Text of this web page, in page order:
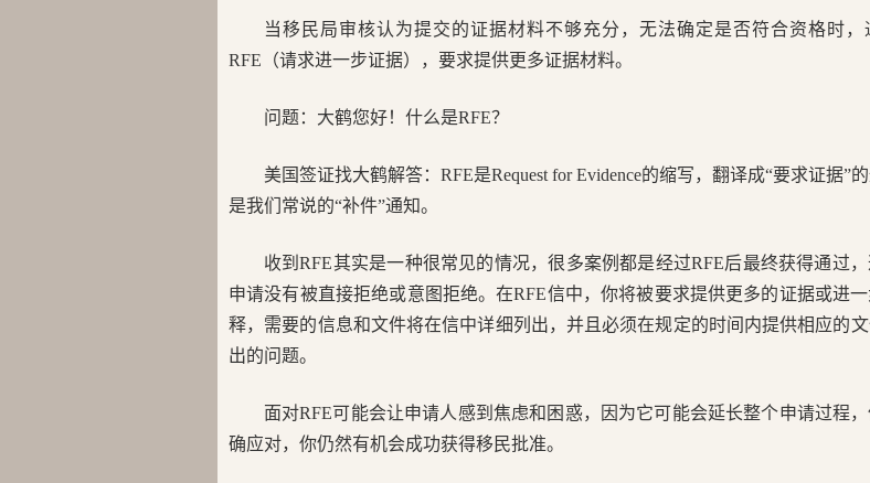
当移民局审核认为提交的证据材料不够充分，无法确定是否符合资格时，
RFE（请求进一步证据），要求提供更多证据材料。
问题：大鹤您好！什么是RFE？‍
美国签证找大鹤解答：RFE是Request for Evidence的缩写，翻译成“要求证据”
是我们常说的“补件”通知。
收到RFE其实是一种很常见的情况，很多案例都是经过RFE后最终获得通过
申请没有被直接拒绝或意图拒绝。在RFE信中，你将被要求提供更多的证据或进
释，需要的信息和文件将在信中详细列出，并且必须在规定的时间内提供相应的
出的问题。
面对RFE可能会让申请人感到焦虑和困惑，因为它可能会延长整个申请过程
确应对，你仍然有机会成功获得移民批准。